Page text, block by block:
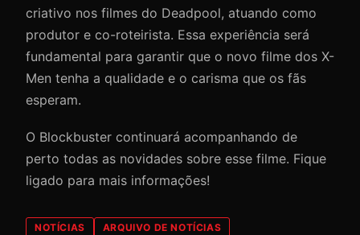
criativo nos filmes do Deadpool, atuando como
produtor e co-roteirista. Essa experiência será
fundamental para garantir que o novo filme dos X-
Men tenha a qualidade e o carisma que os fãs
esperam.
O Blockbuster continuará acompanhando de
perto todas as novidades sobre esse filme. Fique
ligado para mais informações!
NOTÍCIAS ARQUIVO DE NOTÍCIAS